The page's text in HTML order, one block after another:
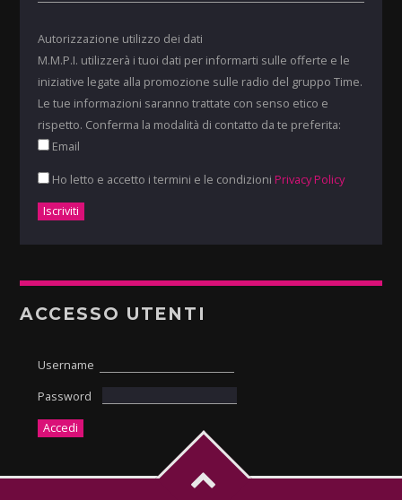
Autorizzazione utilizzo dei dati
M.M.P.I. utilizzerà i tuoi dati per informarti sulle offerte e le
iniziative legate alla promozione sulle radio del gruppo Time.
Le tue informazioni saranno trattate con senso etico e
rispetto. Conferma la modalità di contatto da te preferita:
Email
Ho letto e accetto i termini e le condizioni Privacy Policy
ACCESSO UTENTI
Username
Password